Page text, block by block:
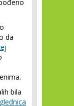
da
bila